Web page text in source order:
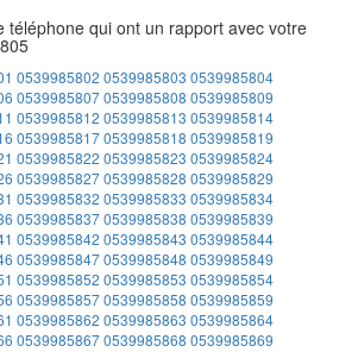
téléphone qui ont un rapport avec votre
0539985802 0539985803 0539985804
05399858070539985808 0539985809
0539985812 0539985813 0539985814
05399858170539985818 0539985819
0539985822 0539985823 0539985824
05399858270539985828 0539985829
0539985832 0539985833 0539985834
05399858370539985838 0539985839
0539985842 0539985843 0539985844
05399858470539985848 0539985849
0539985852 0539985853 0539985854
05399858570539985858 0539985859
0539985862 0539985863 0539985864
05399858670539985868 0539985869